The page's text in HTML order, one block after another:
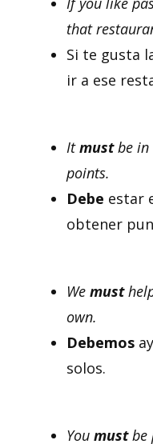
that
Si te gusta
ir a ese
Itmustbe in
points.
Debe estar
obtener
We must
own.
Debemos
solos.
You mustbe